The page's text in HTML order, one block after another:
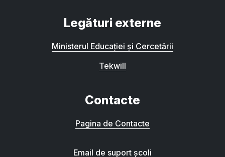
Legături externe
Ministerul Educației și Cercetării
Tekwill
Contacte
Pagina de Contacte
Email de suport școli